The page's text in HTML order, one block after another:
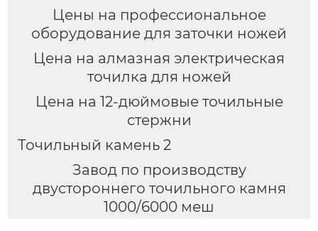
Цены на профессиональное
оборудование для заточки ножей
Цена на алмазная электрическая
точилка для ножей
Цена на 12-дюймовые точильные
стержни
Точильный камень 2
Завод по производству
двустороннего точильного камня
1000/6000 меш